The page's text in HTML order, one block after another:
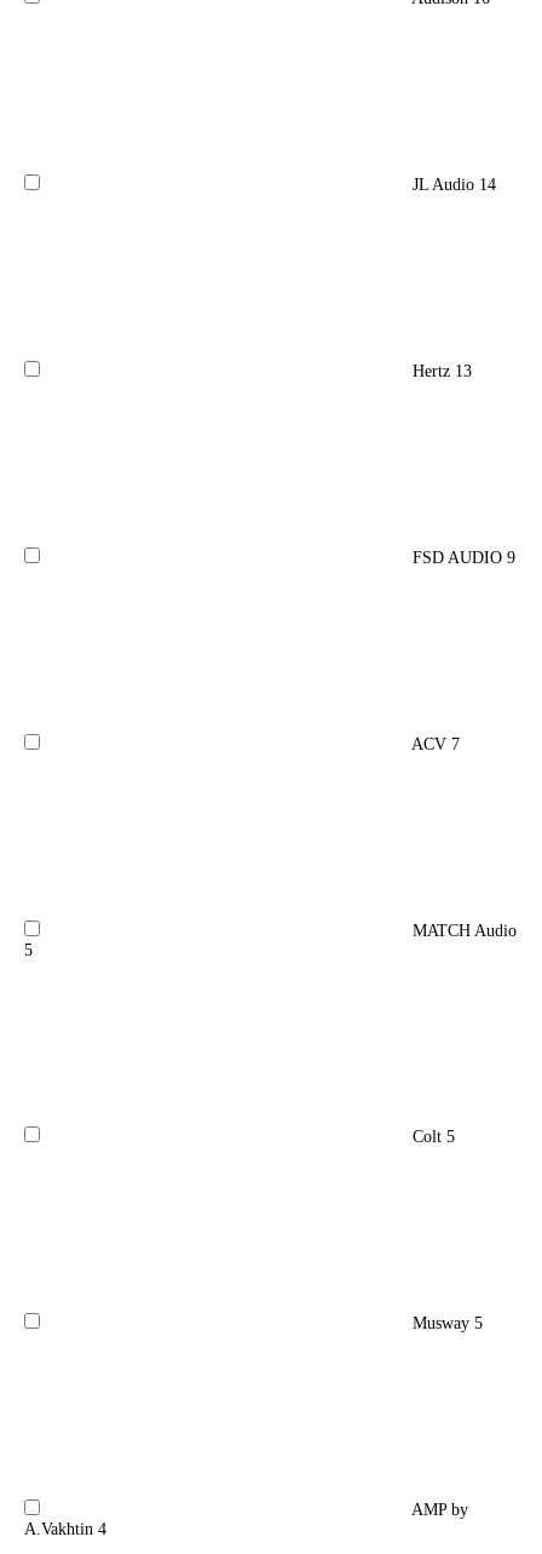
JL Audio 14
Hertz 13
FSD AUDIO 9
ACV 7
MATCH Audio
5
Colt 5
Musway 5
AMP by
A.Vakhtin 4